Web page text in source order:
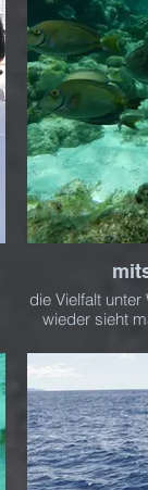
die Vielfalt
wieder sieht